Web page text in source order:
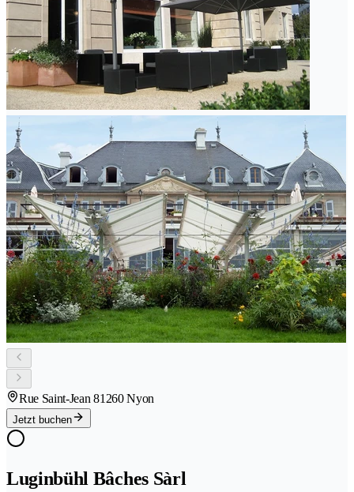
Rue Saint-Jean 81260 Nyon
Jetzt buchen
Luginbühl Bâches Sàrl